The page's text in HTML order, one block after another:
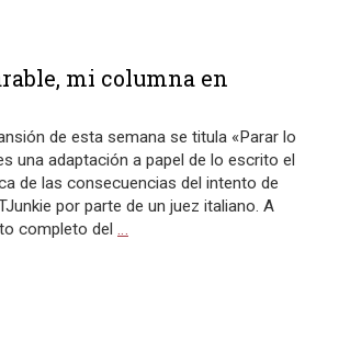
mi columna en
de esta semana se titula «Parar lo
una adaptación a papel de lo escrito el
de las consecuencias del intento de
por parte de un juez italiano. A
completo del …